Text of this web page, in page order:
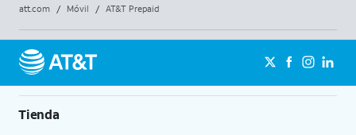
att.com / Móvil / AT&T Prepaid
Tienda